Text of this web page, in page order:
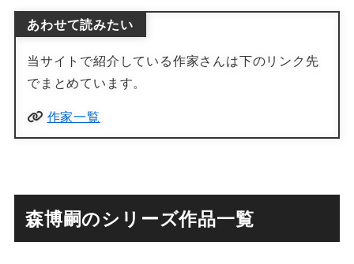
あわせて読みたい
当サイトで紹介している作家さんは下のリンク先
でまとめています。
作家一覧
森博嗣のシリーズ作品一覧